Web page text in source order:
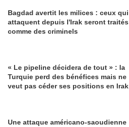
Bagdad avertit les milices : ceux qui
attaquent depuis l'Irak seront traités
comme des criminels
« Le pipeline décidera de tout » : la
Turquie perd des bénéfices mais ne
veut pas céder ses positions en Irak
Une attaque américano-saoudienne